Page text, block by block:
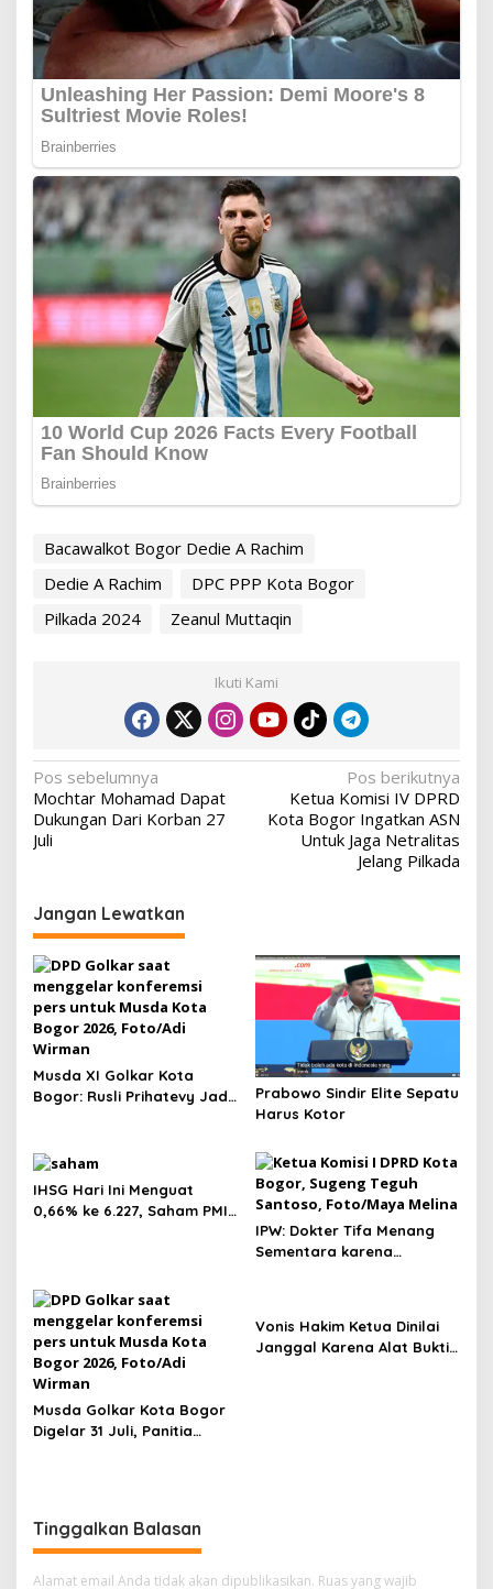
Bacawalkot Bogor Dedie A Rachim
Dedie A Rachim
DPC PPP Kota Bogor
Pilkada 2024
Zeanul Muttaqin
Ikuti Kami
Navigasi
pos
Pos sebelumnya
Mochtar Mohamad Dapat
Dukungan Dari Korban 27
Juli
Pos berikutnya
Ketua Komisi IV DPRD
Kota Bogor Ingatkan ASN
Untuk Jaga Netralitas
Jelang Pilkada
Jangan Lewatkan
Musda XI Golkar Kota
Bogor: Rusli Prihatevy Jadi
Prabowo Sindir Elite Sepatu
Harus Kotor
IHSG Hari Ini Menguat
0,66% ke 6.227, Saham PMII,
Tertinggi 31 Juli 2026
IPW: Dokter Tifa Menang
Sementara karena
Musda Golkar Kota Bogor
Digelar 31 Juli, Panitia
Vonis Hakim Ketua Dinilai
Janggal Karena Alat Bukti
Tinggalkan Balasan
Alamat email Anda tidak akan dipublikasikan. Ruas yang wajib